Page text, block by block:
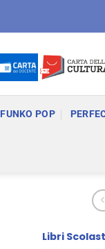
FUNKO POP
Libri